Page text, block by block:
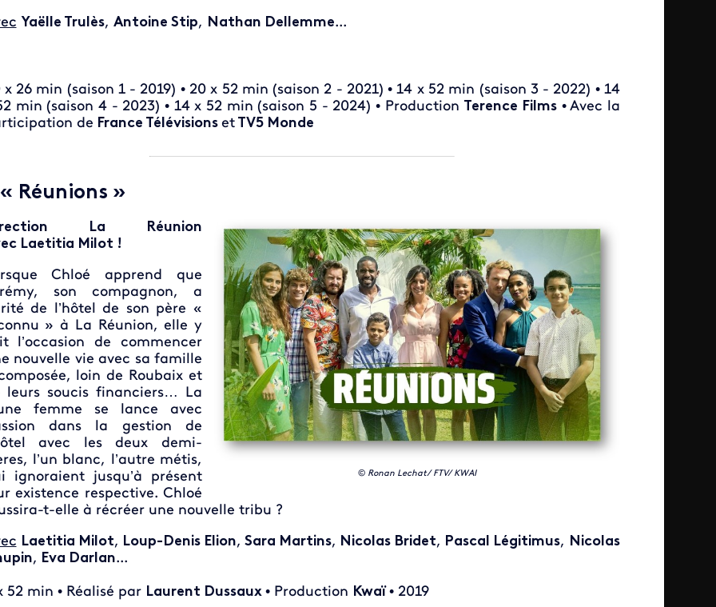
Yaëlle Trulès, Antoine Stip, Nathan Dellemme...
x 26 min (saison 1 - 2019) • 20 x 52 min (saison 2 - 2021) • 14 x 52 min (saison 3 - 2022) • 14
min (saison 4 - 2023) • 14 x 52 min (saison 5 - 2024) • Production Terence Films • Avec la
de France Télévisions etTV5 Monde
Réunions »
© Ronan Lechat/ FTV/ KWAI
La Réunion
Laetitia Milot !
Chloé apprend que
son compagnon, a
de l’hôtel de son père «
» à La Réunion, elle y
l’occasion de commencer
nouvelle vie avec sa famille
loin de Roubaix et
leurs soucis financiers… La
femme se lance avec
dans la gestion de
avec les deux demi-
l’un blanc, l’autre métis,
ignoraient jusqu’à présent
existence respective. Chloé
t-elle à récréer une nouvelle tribu ?
Laetitia Milot, Loup-Denis Elion, Sara Martins, Nicolas Bridet, Pascal Légitimus, Nicolas
, Eva Darlan...
52 min • Réalisé par Laurent Dussaux • Production Kwaï• 2019